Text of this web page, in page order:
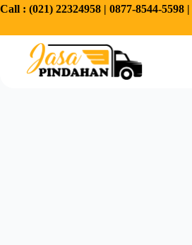
Call : (021) 22324958 | 0877-8544-5598 |